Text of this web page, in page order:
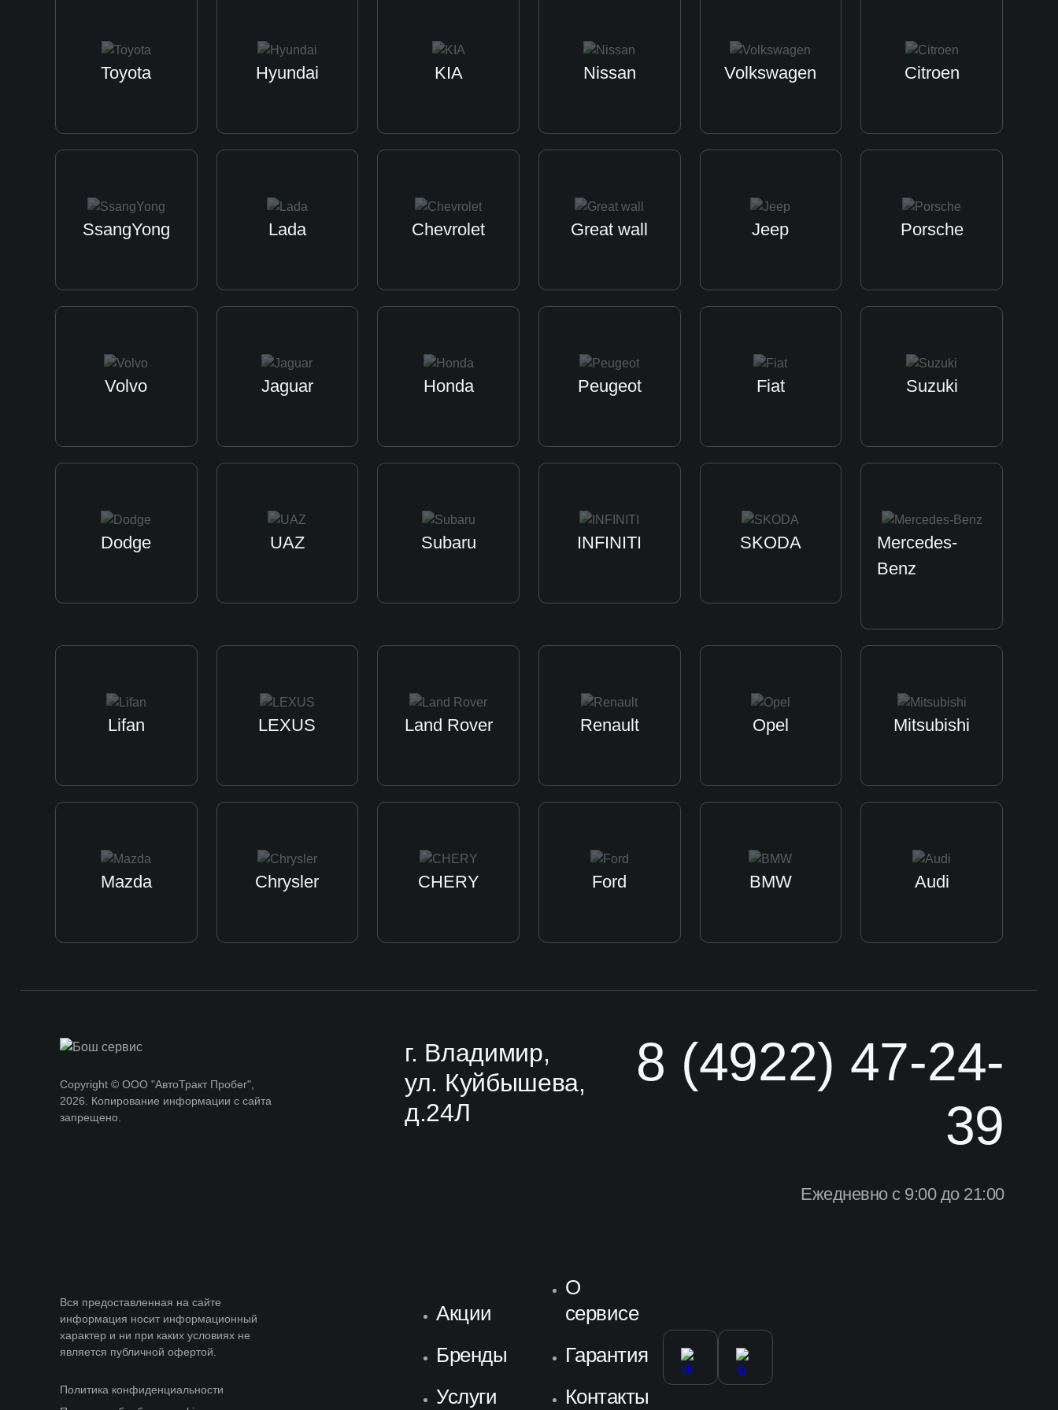
Toyota Hyundai KIA Nissan Volkswagen Citroen
SsangYong Lada Chevrolet Great wall Jeep Porsche
Volvo Jaguar Honda Peugeot Fiat Suzuki
Dodge UAZ Subaru INFINITI SKODA
Mercedes-
Benz
Lifan LEXUS Land Rover Renault Opel Mitsubishi
Mazda Chrysler CHERY Ford BMW Audi
Copyright © ООО "АвтоТракт Пробег",
2026. Копирование информации с сайта
запрещено.
Вся предоставленная на сайте
информация носит информационный
характер и ни при каких условиях не
является публичной офертой.
Политика конфиденциальности
г. Владимир,
ул. Куйбышева,
д.24Л
8 (4922) 47-24-
39
Ежедневно с 9:00 до 21:00
Акции
Бренды
Услуги
О
сервисе
Гарантия
Контакты